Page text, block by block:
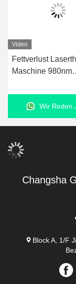
Video
Fettverlust
Maschine 980nm
Wir Reden
Changsha
Block A, 1/F